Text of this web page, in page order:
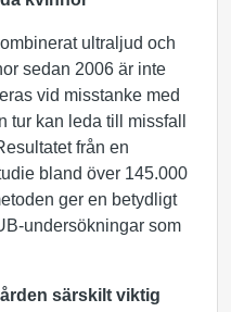
ultraljud och
sedan 2006 är inte
vid misstanke med
tur kan leda till missfall
från en
bland över 145.000
ger en betydligt
undersökningar som
särskilt viktig